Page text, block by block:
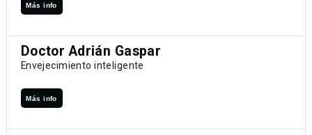
Más info
Doctor Adrián Gaspar
Envejecimiento inteligente
Más info